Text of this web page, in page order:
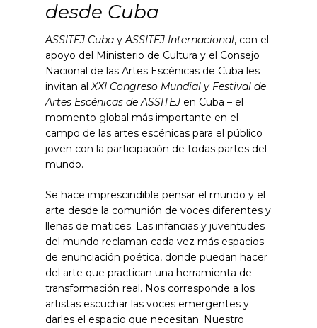
desde Cuba
ASSITEJ Cuba yASSITEJ Internacional, con el
apoyo del Ministerio de Cultura y el Consejo
Nacional de las Artes Escénicas de Cuba les
invitan alXXI Congreso Mundial y Festival de
Artes Escénicas de ASSITEJ en Cuba – el
momento global más importante en el
campo de las artes escénicas para el público
joven con la participación de todas partes del
mundo.
Se hace imprescindible pensar el mundo y el
arte desde la comunión de voces diferentes y
llenas de matices. Las infancias y juventudes
del mundo reclaman cada vez más espacios
de enunciación poética, donde puedan hacer
del arte que practican una herramienta de
transformación real. Nos corresponde a los
artistas escuchar las voces emergentes y
darles el espacio que necesitan. Nuestro